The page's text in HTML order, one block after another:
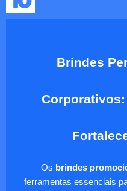
Brindes
Os brindes
ferramentas essenciais